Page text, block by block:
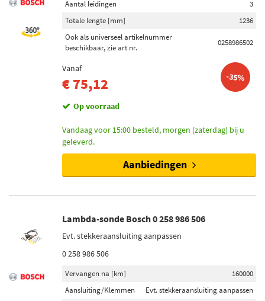
Aantal leidingen
3
Totale lengte [mm]
1236
Ook als universeel artikelnummer
beschikbaar, zie art nr.
0258986502
Vanaf
€ 75,12 -35%
Op voorraad
Vandaag voor 15:00 besteld, morgen (zaterdag) bij u
geleverd.
Aanbiedingen
Lambda-sonde Bosch 0 258 986 506
Evt. stekkeraansluiting aanpassen
0 258 986 506
Vervangen na [km]
160000
Aansluiting/Klemmen
Evt. stekkeraansluiting aanpassen